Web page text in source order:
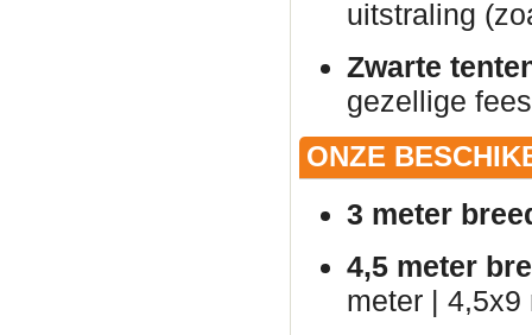
uitstraling
Zwarte
gezellige
ONZE
3 meter
4,5 meter
meter | 4,5x9